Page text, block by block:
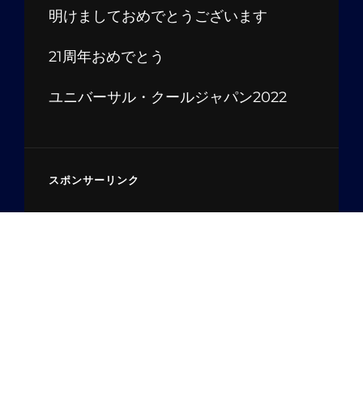
明けましておめでとうございます
21周年おめでとう
ユニバーサル・クールジャパン2022
スポンサーリンク